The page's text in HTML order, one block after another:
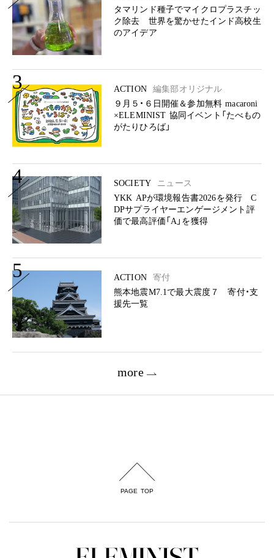
タマリンド種子でマイクロプラスチッ
ク除去 世界を驚かせたインド高校生
のアイデア
3 ACTION
編集部オリジナル
９月５・６日開催＆参加無料 macaroni
×ELEMINIST 協同イベント「たべもの
がたりひろば」
4 SOCIETY
ニュース
YKK APが環境報告書2026を発行 C
DPサプライヤーエンゲージメント評
価で最高評価「A」を獲得
5 ACTION
寄付
熊本地震M7.1で最大震度７ 寄付・支
援先一覧
more
PAGE TOP